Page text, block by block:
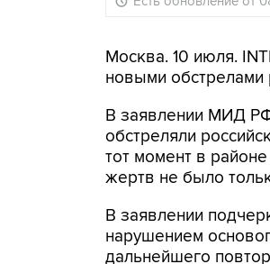
Москва. 10 июля.
новыми обстрелами
В заявлении МИД РФ
обстреляли
тот момент в
жертв не было
В заявлении
нарушением
дальнейшего